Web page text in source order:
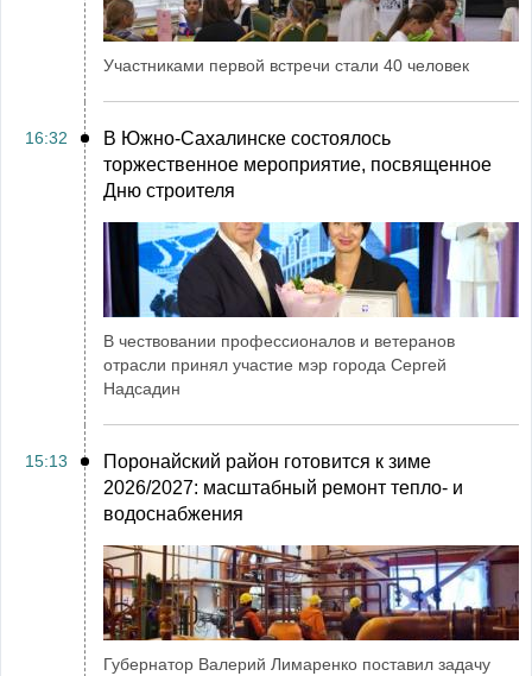
Участниками первой встречи стали 40 человек
16:32
В Южно-Сахалинске состоялось
торжественное мероприятие, посвященное
Дню строителя
В чествовании профессионалов и ветеранов
отрасли принял участие мэр города Сергей
Надсадин
15:13
Поронайский район готовится к зиме
2026/2027: масштабный ремонт тепло- и
водоснабжения
Губернатор Валерий Лимаренко поставил задачу